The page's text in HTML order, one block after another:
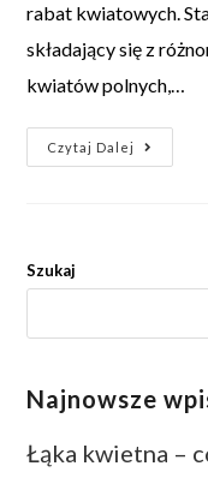
rabat kwiatowych.
składający się z
kwiatów polnych,…
Czytaj Dalej
Szukaj
Najnowsze
Łąka kwietna –